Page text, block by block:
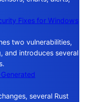
Fixes for Windows
two vulnerabilities,
and introduces several
several Rust